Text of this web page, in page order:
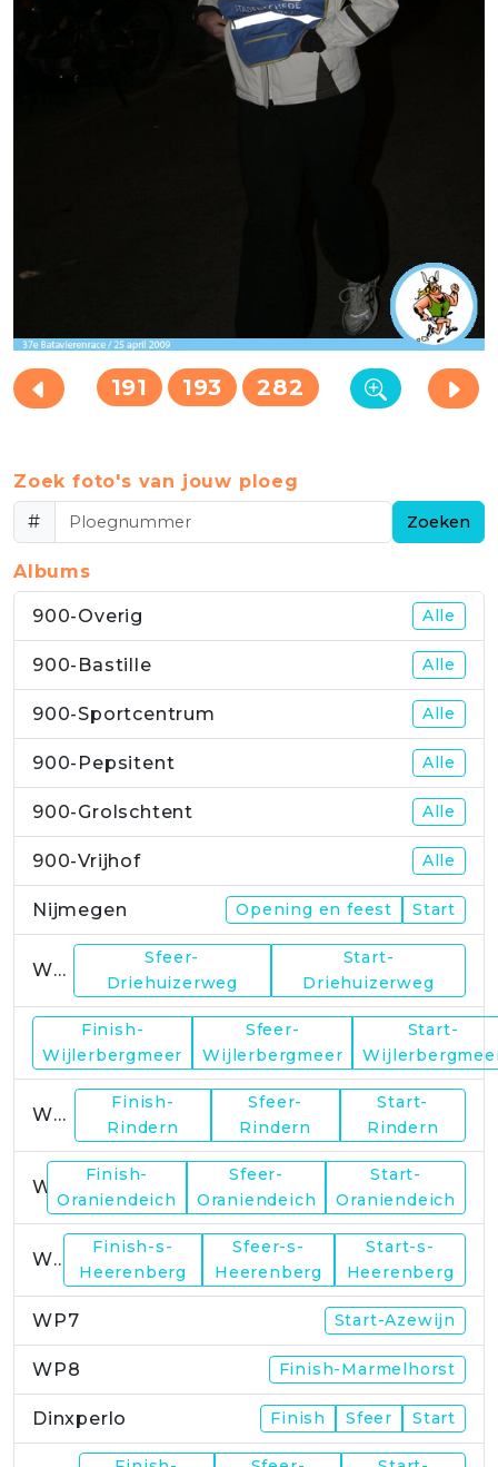
191 193 282
Zoek foto's van jouw ploeg
#
Zoeken
Albums
900-Overig Alle
900-Bastille Alle
900-Sportcentrum Alle
900-Pepsitent Alle
900-Grolschtent Alle
900-Vrijhof Alle
Nijmegen Opening en feest Start
WP1
Sfeer-
Driehuizerweg
Start-
Driehuizerweg
Finish-
Wijlerbergmeer
Sfeer-
Wijlerbergmeer
Start-
WP4
Finish-
Rindern
Sfeer-
Rindern
Start-
Rindern
Finish-
Oraniendeich
Sfeer-
Oraniendeich
Start-
Oraniendeich
WP6
Finish-s-
Heerenberg
Sfeer-s-
Heerenberg
Start-s-
Heerenberg
WP7 Start-Azewijn
WP8 Finish-Marmelhorst
Dinxperlo Finish Sfeer Start